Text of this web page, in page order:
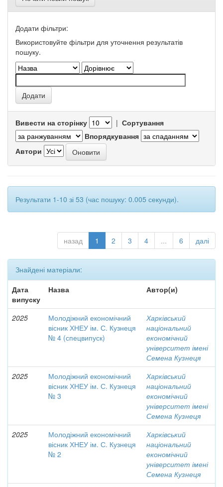
Додати фільтри:
Використовуйте фільтри для уточнення результатів
пошуку.
Вивести на сторінку | Сортування
Впорядкування
Автори
Результати 1-10 зі 53 (час пошуку: 0.005 секунди).
назад 1 2 3 4 ... 6 далі
Знайдені матеріали:
Дата
випуску
Назва Автор(и)
2025
Молодіжний економічний
вісник ХНЕУ ім. С. Кузнеця
№ 4 (спецвипуск)
Харківський
національний
економічний
університет імені
Семена Кузнеця
2025
Молодіжний економічний
вісник ХНЕУ ім. С. Кузнеця
№ 3
Харківський
національний
економічний
університет імені
Семена Кузнеця
2025
Молодіжний економічний
вісник ХНЕУ ім. С. Кузнеця
№ 2
Харківський
національний
економічний
університет імені
Семена Кузнеця